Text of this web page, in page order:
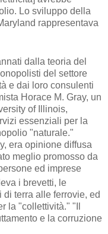
Lo sviluppo della
rappresentava
dalla teoria del
del settore
e dai loro consulenti
Horace M. Gray, un
of Illinois,
essenziali per la
"naturale."
era opinione diffusa
meglio promosso da
ed imprese
i brevetti, le
terra alle ferrovie, ed
la "collettività." "Il
e la corruzione